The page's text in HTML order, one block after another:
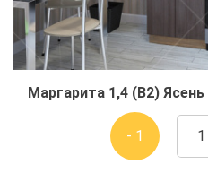
Маргарита 1,4 (В2)
- 1